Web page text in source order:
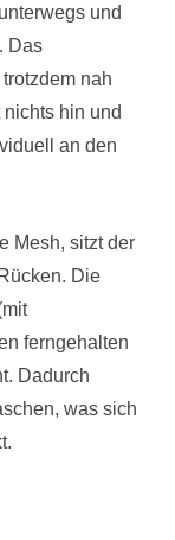
und
Das
nah
hin und
an den
Mesh, sitzt der
Die
ferngehalten
Dadurch
was sich